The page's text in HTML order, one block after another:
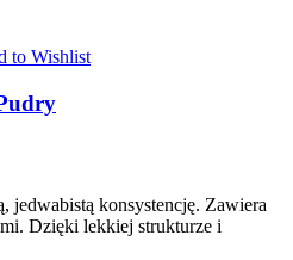
to Wishlist
jedwabistą konsystencję. Zawiera
Dzięki lekkiej strukturze i